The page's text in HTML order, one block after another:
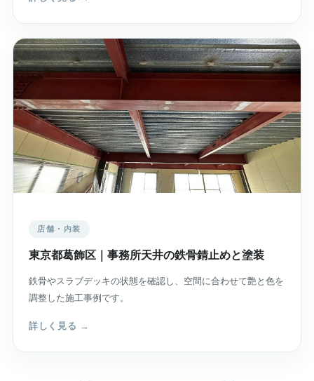
店舗・内装
東京都葛飾区｜事務所天井の鉄骨錆止めと塗装
鉄骨やスラブデッキの状態を確認し、空間に合わせて艶と色を
調整した施工事例です。
詳しく見る →